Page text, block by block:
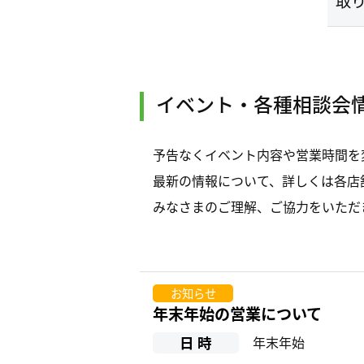
イベント・各種相談会
予告なくイベント内容や営業時間
最新の情報について、詳しくは各
みなさまのご理解、ご協力をいた
お知らせ
年末年始の営業について
日 時 年末年始